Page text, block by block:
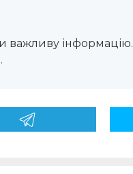
важливу інформацію.